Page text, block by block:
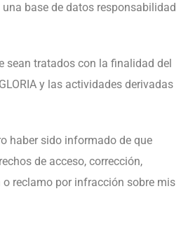
base de datos responsabilidad
sean tratados con la finalidad del
y las actividades derivadas
haber sido informado de que
de acceso, corrección,
o reclamo por infracción sobre mis